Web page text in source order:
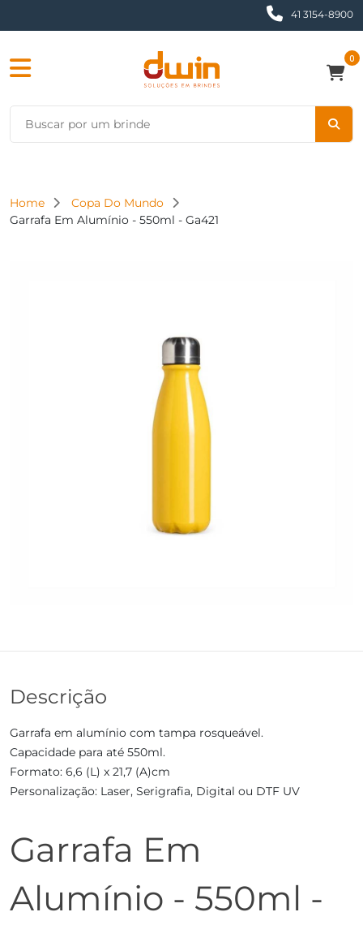
41 3154-8900
0
Home
Copa Do Mundo
Garrafa Em Alumínio - 550ml - Ga421
Descrição
Garrafa em alumínio com tampa rosqueável.
Capacidade para até 550ml.
Formato: 6,6 (L) x 21,7 (A)cm
Personalização: Laser, Serigrafia, Digital ou DTF UV
Garrafa Em
Alumínio - 550ml -